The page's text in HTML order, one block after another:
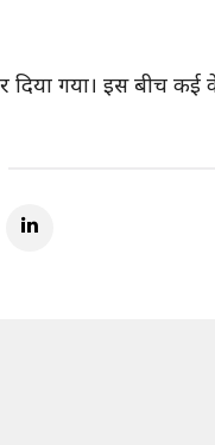
गया। इस बीच कई